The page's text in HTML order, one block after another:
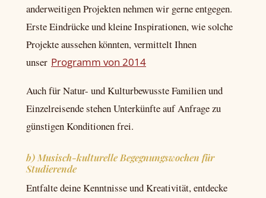
anderweitigen Projekten nehmen wir gerne entgegen.
Erste Eindrücke und kleine Inspirationen, wie solche
Projekte aussehen könnten, vermittelt Ihnen
unser Programm von 2014
Auch für Natur- und Kulturbewusste Familien und
Einzelreisende stehen Unterkünfte auf Anfrage zu
günstigen Konditionen frei.
b) Musisch-kulturelle Begegnungswochen für
Studierende
Entfalte deine Kenntnisse und Kreativität, entdecke